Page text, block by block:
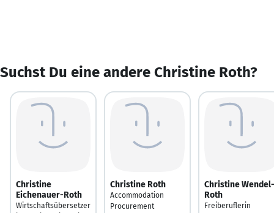
Suchst Du eine andere Christine Roth?
Christine
Eichenauer-Roth
Wirtschaftsübersetzer
Christine Roth
Accommodation
Procurement
Christine Wendel-
Roth
Freiberuflerin